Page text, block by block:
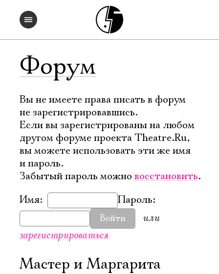
Форум
Вы не имеете права писать в форум
не зарегистрировавшись.
Если вы зарегистрированы на любом
другом форуме проекта Theatre.Ru,
вы можете использовать эти же имя
и пароль.
Забытый пароль можно восстановить.
Имя:
Пароль:
Войти
или
зарегистрироваться
Мастер и Маргарита